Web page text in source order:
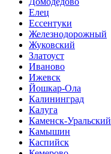
Елец
Ессентуки
Железнодорожный
Жуковский
Златоуст
Иваново
Ижевск
Йошкар-Ола
Калининград
Калуга
Каменск-Уральский
Камышин
Каспийск